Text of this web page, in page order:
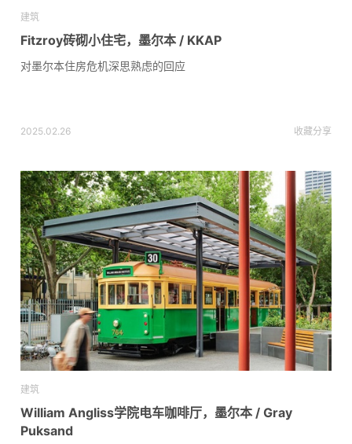
建筑
Fitzroy砖砌小住宅，墨尔本 / KKAP
对墨尔本住房危机深思熟虑的回应
2025.02.26 收藏分享
建筑
William Angliss学院电车咖啡厅，墨尔本 / Gray
Puksand